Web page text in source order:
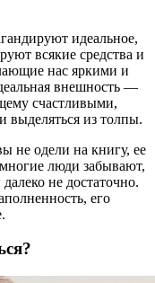
идеальное,
всякие средства и
нас яркими и
внешность —
счастливыми,
выделяться из толпы.
не одели на книгу, ее
люди забывают,
не достаточно.
его